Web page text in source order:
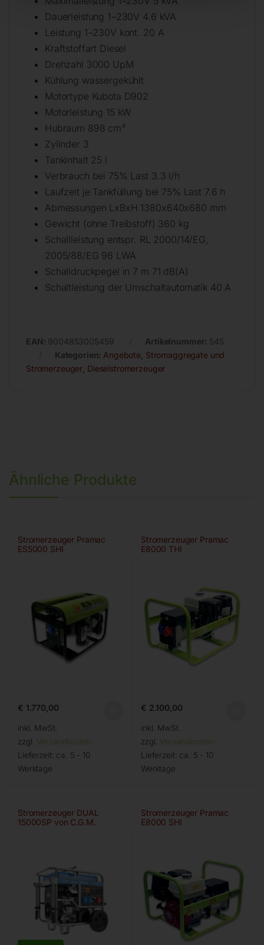
Dauerleistung 1~230V 4.6 kVA
Leistung 1~230V kont. 20 A
Kraftstoffart Diesel
Drehzahl 3000 UpM
Kühlung wassergekühlt
Motortype Kubota D902
Motorleistung 15 kW
Hubraum 898 cm³
Zylinder 3
Tankinhalt 25 l
Verbrauch bei 75% Last 3.3 l/h
Laufzeit je Tankfüllung bei 75% Last 7.6 h
Abmessungen LxBxH 1380x640x680 mm
Gewicht (ohne Treibstoff) 360 kg
Schallleistung entspr. RL 2000/14/EG,
2005/88/EG 96 LWA
Schalldruckpegel in 7 m 71 dB(A)
Schaltleistung der Umschaltautomatik 40 A
EAN: 9004853005459 Artikelnummer: 545
Kategorien: Angebote Stromaggregate und
Stromerzeuger Dieselstromerzeuger
Ähnliche Produkte
Stromerzeuger Pramac
ES5000 SHI
€ 1.770,00
inkl. MwSt.
zzgl. Versandkosten
Lieferzeit: ca. 5 - 10
Werktage
Stromerzeuger Pramac
E8000 THI
€ 2.100,00
inkl. MwSt.
zzgl. Versandkosten
Lieferzeit: ca. 5 - 10
Werktage
Stromerzeuger DUAL
15000SP von C.G.M.
Stromerzeuger Pramac
E8000 SHI